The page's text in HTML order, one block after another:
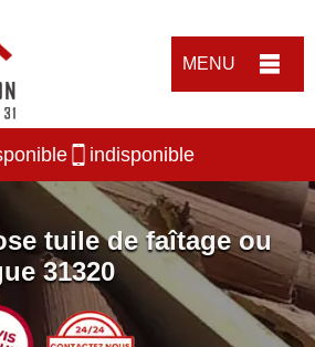
MENU
indisponible
tuile de faîtage ou
31320